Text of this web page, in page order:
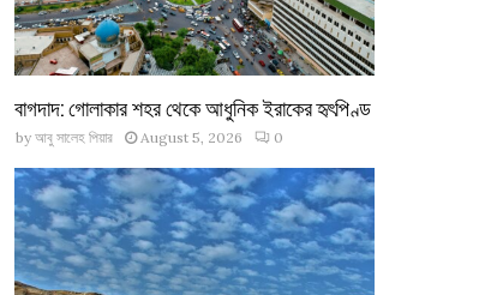
বাগদাদ: গোলাকার শহর থেকে আধুনিক ইরাকের হৃৎপিণ্ড
by আবু সালেহ পিয়ার August 5, 2026 0